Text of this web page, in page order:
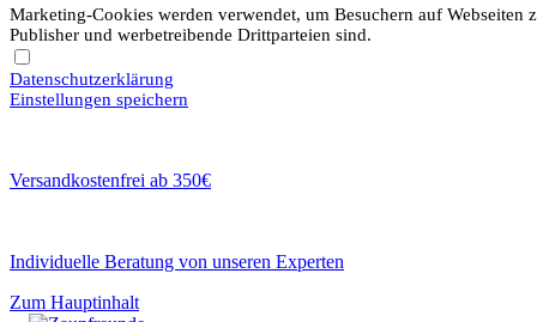
Marketing-Cookies werden verwendet, um Besuchern auf
Publisher und werbetreibende Drittparteien sind.
Datenschutzerklärung
Einstellungen speichern
Versandkostenfrei ab 350€
Individuelle Beratung von unseren Experten
Zum Hauptinhalt